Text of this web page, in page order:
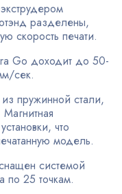
разделены,
скорость печати.
Go доходит до 50-
сек.
пружинной стали,
что
модель.
системой
по 25 точкам.